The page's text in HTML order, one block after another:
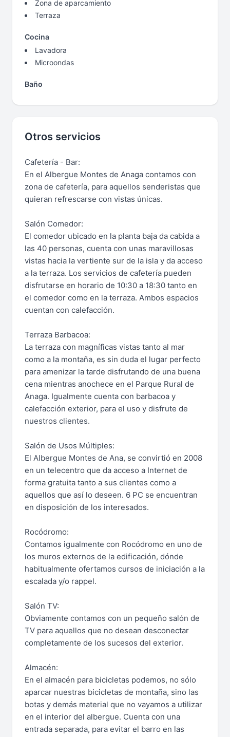
Zona de aparcamiento
Terraza
Cocina
Lavadora
Microondas
Baño
Otros servicios
Cafetería - Bar:
En el Albergue Montes de Anaga contamos con
zona de cafetería, para aquellos senderistas que
quieran refrescarse con vistas únicas.
Salón Comedor:
El comedor ubicado en la planta baja da cabida a
las 40 personas, cuenta con unas maravillosas
vistas hacia la vertiente sur de la isla y da acceso
a la terraza. Los servicios de cafetería pueden
disfrutarse en horario de 10:30 a 18:30 tanto en
el comedor como en la terraza. Ambos espacios
cuentan con calefacción.
Terraza Barbacoa:
La terraza con magníficas vistas tanto al mar
como a la montaña, es sin duda el lugar perfecto
para amenizar la tarde disfrutando de una buena
cena mientras anochece en el Parque Rural de
Anaga. Igualmente cuenta con barbacoa y
calefacción exterior, para el uso y disfrute de
nuestros clientes.
Salón de Usos Múltiples:
El Albergue Montes de Ana, se convirtió en 2008
en un telecentro que da acceso a Internet de
forma gratuita tanto a sus clientes como a
aquellos que así lo deseen. 6 PC se encuentran
en disposición de los interesados.
Rocódromo:
Contamos igualmente con Rocódromo en uno de
los muros externos de la edificación, dónde
habitualmente ofertamos cursos de iniciación a la
escalada y/o rappel.
Salón TV:
Obviamente contamos con un pequeño salón de
TV para aquellos que no desean desconectar
completamente de los sucesos del exterior.
Almacén:
En el almacén para bicicletas podemos, no sólo
aparcar nuestras bicicletas de montaña, sino las
botas y demás material que no vayamos a utilizar
en el interior del albergue. Cuenta con una
entrada separada, para evitar el barro en las